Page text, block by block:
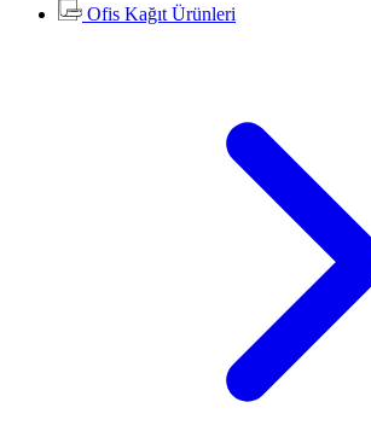
Ofis Kağıt Ürünleri